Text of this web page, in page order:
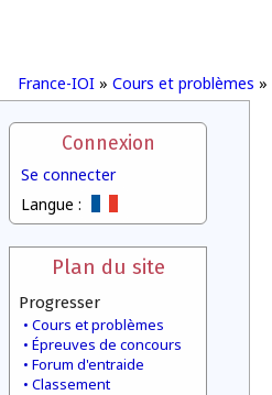
France-IOI » Cours et problèmes »
Connexion
Se connecter
Langue :
Plan du site
Progresser
Cours et problèmes
Épreuves de concours
Forum d'entraide
Classement